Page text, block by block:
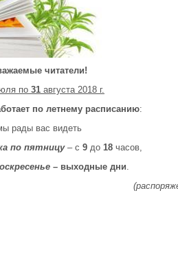
читатели!
по 31 августа 2018 г.
по летнему расписанию:
рады вас видеть
по пятницу– с 9до 18часов,
– выходные дни